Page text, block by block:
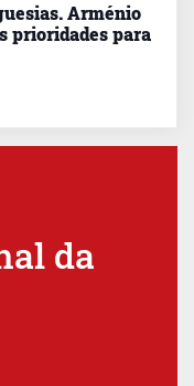
Arménio
prioridades para
da